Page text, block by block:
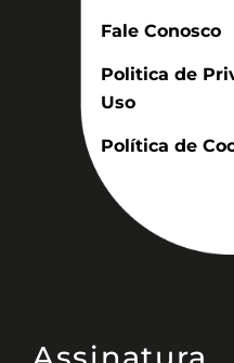
Fale Conosco
Politica de
Uso
Política de